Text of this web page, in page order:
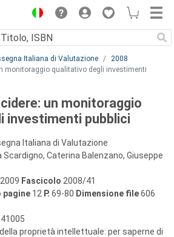
Italiana di Valutazione
2008
monitoraggio qualitativo degli investimenti
un monitoraggio
investimenti pubblici
Italiana di Valutazione
Scardigno, Caterina Balenzano, Giuseppe
2009 Fascicolo 2008/41
pagine 12 P. 69-80 Dimensione file606
della proprietà intellettuale: per saperne di